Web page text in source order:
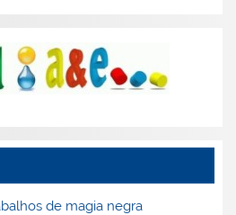
de magia negra